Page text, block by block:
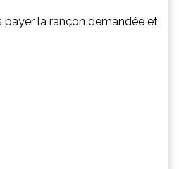
payer la rançon demandée et